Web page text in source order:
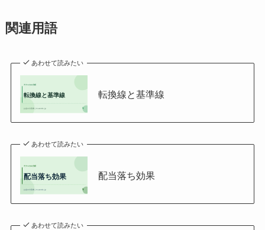
関連用語
あわせて読みたい
転換線と基準線
あわせて読みたい
配当落ち効果
あわせて読みたい